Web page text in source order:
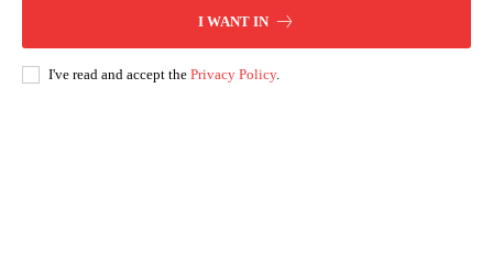
I WANT IN
I've read and accept the Privacy Policy.